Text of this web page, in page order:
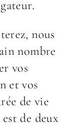
nous
nombre
vos
et vos
de vie
de deux